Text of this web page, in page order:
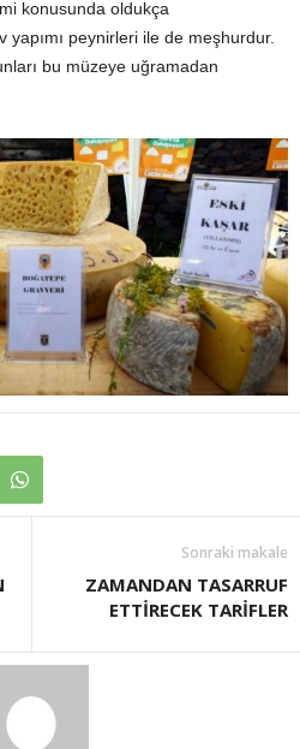
konusunda oldukça
yapımı peynirleri ile de meşhurdur.
bu müzeye uğramadan
Sonraki makale
ZAMANDAN TASARRUF
ETTİRECEK TARİFLER